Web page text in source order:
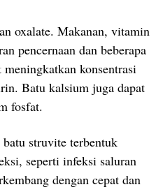
oxalate. Makanan, vitamin
pencernaan dan beberapa
konsentrasi
Batu kalsium juga dapat
fosfat.
struvite terbentuk
seperti infeksi saluran
dengan cepat dan